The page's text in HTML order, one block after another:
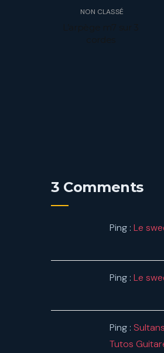
NON CLASSÉ
3 Comments
Ping : Le
Ping : Le
Ping :
Tutos